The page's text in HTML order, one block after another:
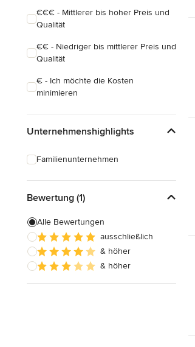
€€€ - Mittlerer bis hoher Preis und
Qualität
€€ - Niedriger bis mittlerer Preis und
Qualität
€ - Ich möchte die Kosten
minimieren
Unternehmenshighlights
Familienunternehmen
Bewertung (1)
Alle Bewertungen
ausschließlich
& höher
& höher